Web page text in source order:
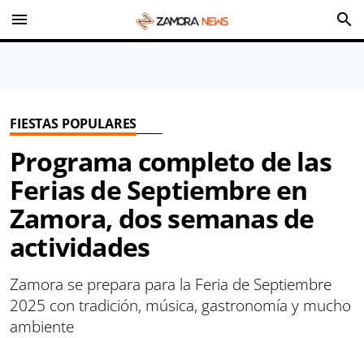
menu search
FIESTAS POPULARES
Programa completo de las
Ferias de Septiembre en
Zamora, dos semanas de
actividades
Zamora se prepara para la Feria de Septiembre
2025 con tradición, música, gastronomía y mucho
ambiente